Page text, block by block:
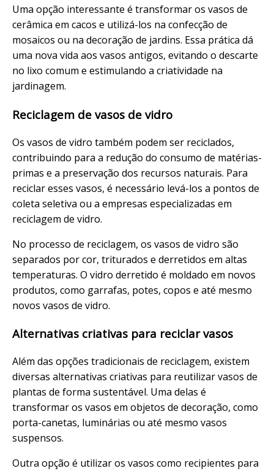
Uma opção interessante é transformar os vasos de
cerâmica em cacos e utilizá-los na confecção de
mosaicos ou na decoração de jardins. Essa prática dá
uma nova vida aos vasos antigos, evitando o descarte
no lixo comum e estimulando a criatividade na
jardinagem.
Reciclagem de vasos de vidro
Os vasos de vidro também podem ser reciclados,
contribuindo para a redução do consumo de matérias-
primas e a preservação dos recursos naturais. Para
reciclar esses vasos, é necessário levá-los a pontos de
coleta seletiva ou a empresas especializadas em
reciclagem de vidro.
No processo de reciclagem, os vasos de vidro são
separados por cor, triturados e derretidos em altas
temperaturas. O vidro derretido é moldado em novos
produtos, como garrafas, potes, copos e até mesmo
novos vasos de vidro.
Alternativas criativas para reciclar vasos
Além das opções tradicionais de reciclagem, existem
diversas alternativas criativas para reutilizar vasos de
plantas de forma sustentável. Uma delas é
transformar os vasos em objetos de decoração, como
porta-canetas, luminárias ou até mesmo vasos
suspensos.
Outra opção é utilizar os vasos como recipientes para